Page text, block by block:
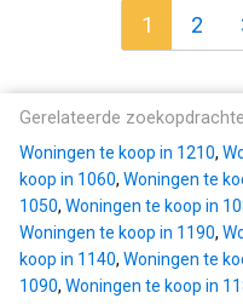
1 2
Gerelateerde
Woningen te koop in 1210,
koop in 1060, Woningen te
1050, Woningen te koop in
Woningen te koop in 1190,
koop in 1140, Woningen te
1090, Woningen te koop in